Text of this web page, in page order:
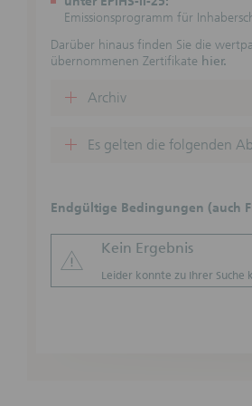
Emissionsprogramm für
Darüber hinaus finden Sie die
übernommenen Zertifikate hier.
Archiv
Es gelten die folgenden
Endgültige Bedingungen (auch
Kein Ergebnis
Leider konnte zu Ihrer Suche